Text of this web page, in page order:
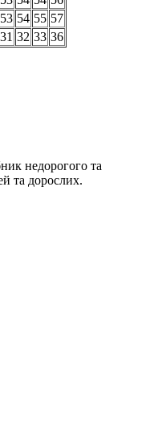
53 54 55 57
31 32 33 36
недорогого та
та дорослих.